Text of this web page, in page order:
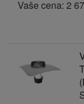
Vaše cena: 2